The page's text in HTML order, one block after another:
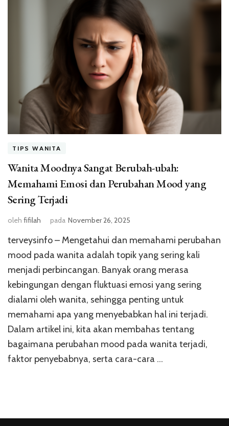
TIPS WANITA
Wanita Moodnya Sangat Berubah-ubah:
Memahami Emosi dan Perubahan Mood yang
Sering Terjadi
oleh fifilah pada November 26, 2025
terveysinfo – Mengetahui dan memahami perubahan
mood pada wanita adalah topik yang sering kali
menjadi perbincangan. Banyak orang merasa
kebingungan dengan fluktuasi emosi yang sering
dialami oleh wanita, sehingga penting untuk
memahami apa yang menyebabkan hal ini terjadi.
Dalam artikel ini, kita akan membahas tentang
bagaimana perubahan mood pada wanita terjadi,
faktor penyebabnya, serta cara-cara …